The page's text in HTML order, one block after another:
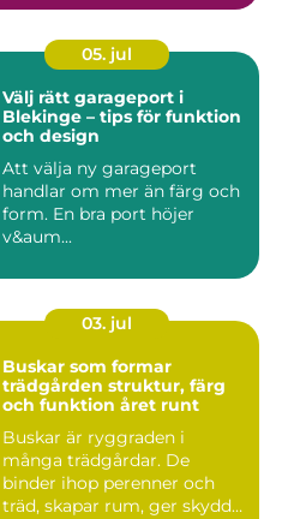
05. jul
Välj rätt garageport i
Blekinge – tips för funktion
och design
Att välja ny garageport
handlar om mer än färg och
form. En bra port höjer
v&aum...
03. jul
Buskar som formar
trädgården struktur, färg
och funktion året runt
Buskar är ryggraden i
många trädgårdar. De
binder ihop perenner och
träd, skapar rum, ger skydd